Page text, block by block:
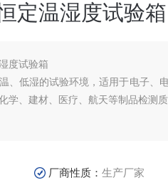
定温湿度试验箱
度试验箱
、低湿的试验环境，适用于电子、
学、建材、医疗、航天等制品检测
厂商性质： 生产厂家